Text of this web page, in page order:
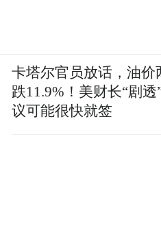
卡塔尔官员放话，油价
跌11.9%！美财长“剧透
议可能很快就签